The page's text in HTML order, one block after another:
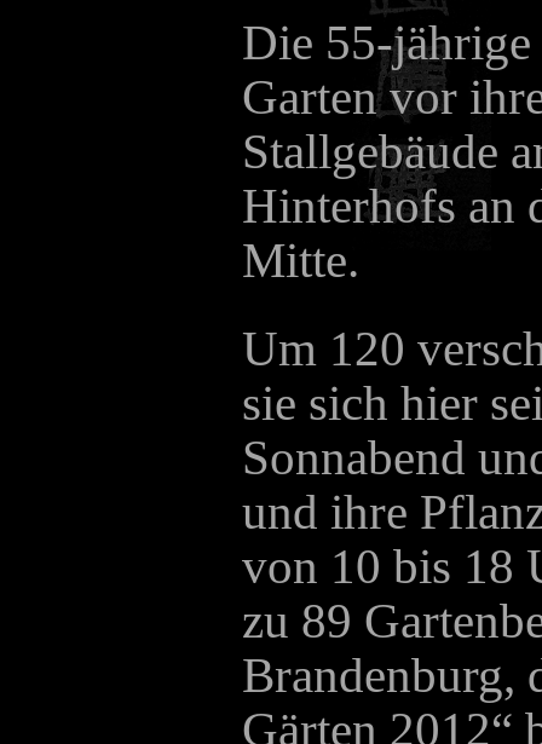
Die 55-
Garten vor
Stallgebäude
Hinterhofs an
Mitte.
Um 120
sie sich hier
Sonnabend
und ihre
von 10 bis 18
zu 89
Brandenburg,
Gärten 2012“